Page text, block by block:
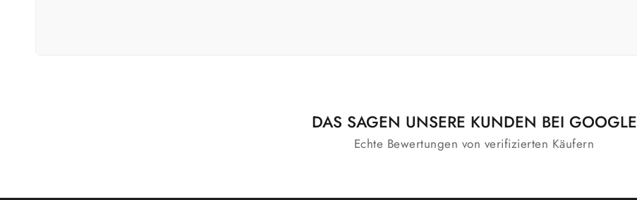
DAS SAGEN UNSERE KUNDEN BEI GOOGLE
Echte Bewertungen von verifizierten Käufern